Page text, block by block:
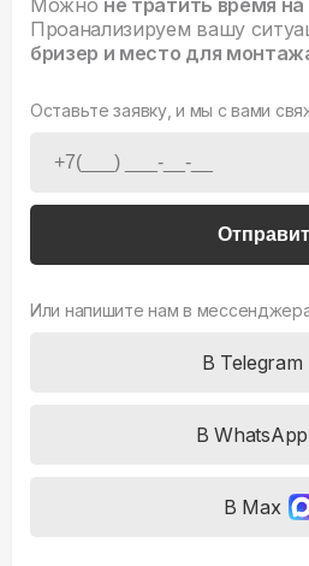
Можно не тратить время на
Проанализируем вашу
бризер и место для
Оставьте заявку, и мы с вами
Или напишите нам в
В Telegram
В WhatsApp
В Max